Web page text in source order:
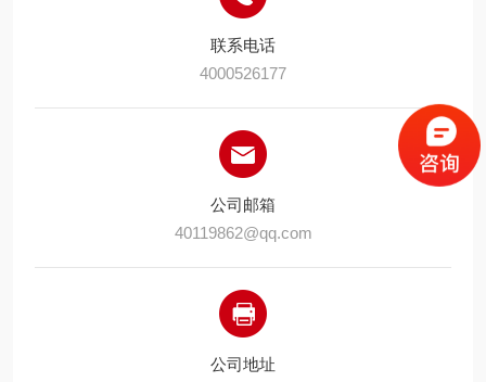
联系电话
4000526177
公司邮箱
40119862@qq.com
公司地址